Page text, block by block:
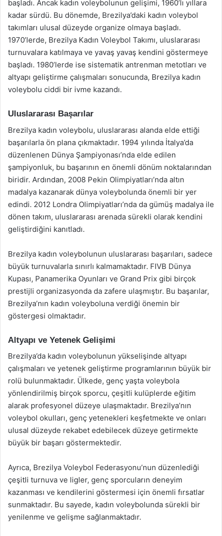
başladı. Ancak kadın voleybolunun gelişimi, 1960’lı yıllara
kadar sürdü. Bu dönemde, Brezilya’daki kadın voleybol
takımları ulusal düzeyde organize olmaya başladı.
1970’lerde, Brezilya Kadın Voleybol Takımı, uluslararası
turnuvalara katılmaya ve yavaş yavaş kendini göstermeye
başladı. 1980’lerde ise sistematik antrenman metotları ve
altyapı geliştirme çalışmaları sonucunda, Brezilya kadın
voleybolu ciddi bir ivme kazandı.
Uluslararası Başarılar
Brezilya kadın voleybolu, uluslararası alanda elde ettiği
başarılarla ön plana çıkmaktadır. 1994 yılında İtalya’da
düzenlenen Dünya Şampiyonası’nda elde edilen
şampiyonluk, bu başarının en önemli dönüm noktalarından
biridir. Ardından, 2008 Pekin Olimpiyatları’nda altın
madalya kazanarak dünya voleybolunda önemli bir yer
edindi. 2012 Londra Olimpiyatları’nda da gümüş madalya ile
dönen takım, uluslararası arenada sürekli olarak kendini
geliştirdiğini kanıtladı.
Brezilya kadın voleybolunun uluslararası başarıları, sadece
büyük turnuvalarla sınırlı kalmamaktadır. FIVB Dünya
Kupası, Panamerika Oyunları ve Grand Prix gibi birçok
prestijli organizasyonda da zafere ulaşmıştır. Bu başarılar,
Brezilya’nın kadın voleyboluna verdiği önemin bir
göstergesi olmaktadır.
Altyapı ve Yetenek Gelişimi
Brezilya’da kadın voleybolunun yükselişinde altyapı
çalışmaları ve yetenek geliştirme programlarının büyük bir
rolü bulunmaktadır. Ülkede, genç yaşta voleybola
yönlendirilmiş birçok sporcu, çeşitli kulüplerde eğitim
alarak profesyonel düzeye ulaşmaktadır. Brezilya’nın
voleybol okulları, genç yetenekleri keşfetmekte ve onları
ulusal düzeyde rekabet edebilecek düzeye getirmekte
büyük bir başarı göstermektedir.
Ayrıca, Brezilya Voleybol Federasyonu’nun düzenlediği
çeşitli turnuva ve ligler, genç sporcuların deneyim
kazanması ve kendilerini göstermesi için önemli fırsatlar
sunmaktadır. Bu sayede, kadın voleybolunda sürekli bir
yenilenme ve gelişme sağlanmaktadır.